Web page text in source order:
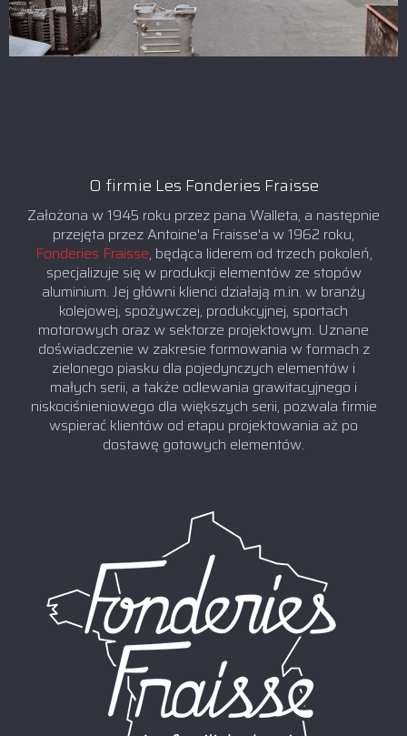
O firmie Les Fonderies Fraisse
Założona w 1945 roku przez pana Walleta, a następnie
przejęta przez Antoine'a Fraisse'a w 1962 roku,
Fonderies Fraisse, będąca liderem od trzech pokoleń,
specjalizuje się w produkcji elementów ze stopów
aluminium. Jej główni klienci działają m.in. w branży
kolejowej, spożywczej, produkcyjnej, sportach
motorowych oraz w sektorze projektowym. Uznane
doświadczenie w zakresie formowania w formach z
zielonego piasku dla pojedynczych elementów i
małych serii, a także odlewania grawitacyjnego i
niskociśnieniowego dla większych serii, pozwala firmie
wspierać klientów od etapu projektowania aż po
dostawę gotowych elementów.